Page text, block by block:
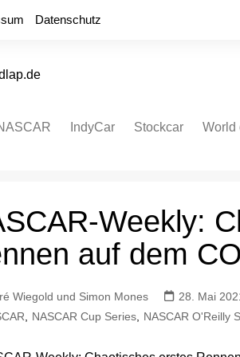
Datenschutz
NASCAR Truck Series
NASCAR Euro Series
NASCAR Brasil Series
NASCAR Canada Series
IndyCar Stockcar World
Weekly:
auf dem
Wiegold und Simon Mones
28. Mai
, NASCAR Cup Series, NASCAR O'Reilly